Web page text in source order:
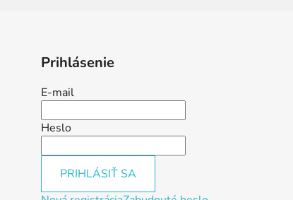
Prihlásenie
E-mail
Heslo
PRIHLÁSIŤ SA